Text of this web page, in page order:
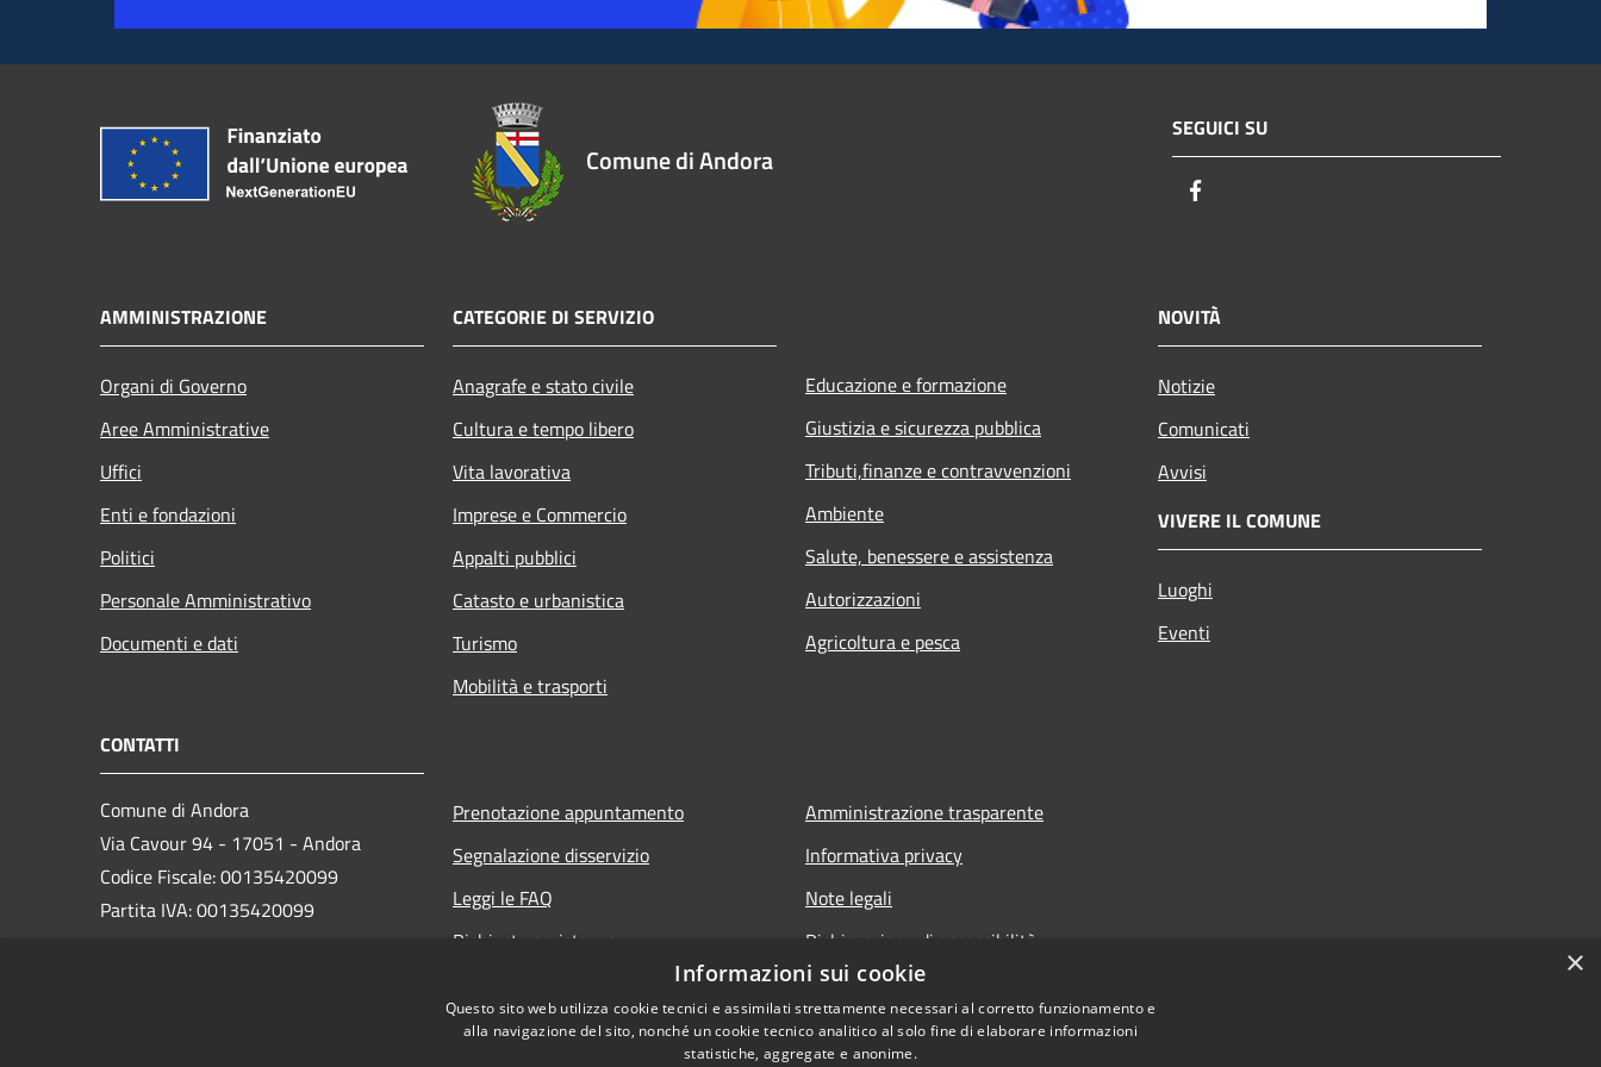
Comune di Andora
SEGUICI SU
AMMINISTRAZIONE
Organi di Governo
Aree Amministrative
Uffici
Enti e fondazioni
Politici
Personale Amministrativo
Documenti e dati
CATEGORIE DI SERVIZIO
Anagrafe e stato civile
Cultura e tempo libero
Vita lavorativa
Imprese e Commercio
Appalti pubblici
Catasto e urbanistica
Turismo
Mobilità e trasporti
Educazione e formazione
Giustizia e sicurezza pubblica
Tributi,finanze e contravvenzioni
Ambiente
Salute, benessere e assistenza
Autorizzazioni
Agricoltura e pesca
NOVITÀ
Notizie
Comunicati
Avvisi
VIVERE IL COMUNE
Luoghi
Eventi
CONTATTI
Comune di Andora
Via Cavour 94 - 17051 - Andora
Codice Fiscale: 00135420099
Partita IVA: 00135420099
Prenotazione appuntamento
Segnalazione disservizio
Leggi le FAQ
Richiesta assistenza
Amministrazione trasparente
Informativa privacy
Note legali
Dichiarazione di accessibilità
×
Informazioni sui cookie
Questo sito web utilizza cookie tecnici e assimilati strettamente necessari al corretto funzionamento e
alla navigazione del sito, nonché un cookie tecnico analitico al solo fine di elaborare informazioni
statistiche, aggregate e anonime.